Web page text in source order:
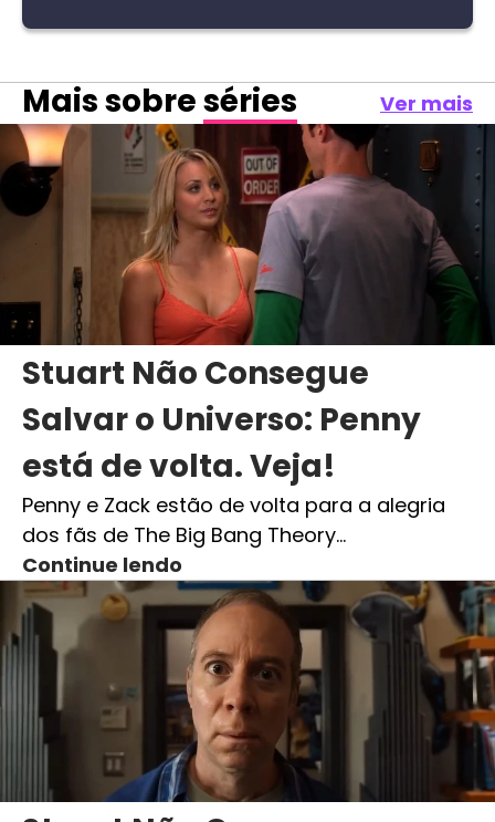
Mais sobreséries Ver mais
Stuart Não Consegue
Salvar o Universo: Penny
está de volta. Veja!
Penny e Zack estão de volta para a alegria
dos fãs de The Big Bang Theory…
Continue lendo